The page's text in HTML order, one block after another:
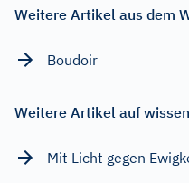
Weitere Artikel aus dem
Boudoir
Weitere Artikel auf
Mit Licht gegen